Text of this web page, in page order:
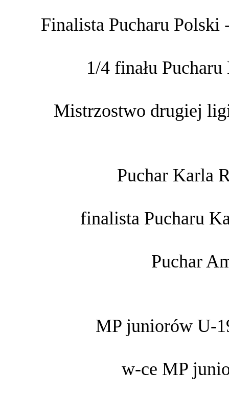
Finalista Pucharu Polski
1/4 finału
Mistrzostwo drugiej
Puchar Karla
finalista Pucharu
Puchar
MP juniorów U-
w-ce MP